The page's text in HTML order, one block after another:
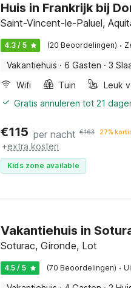
Huis in Frankrijk bij
Saint-Vincent-le-Paluel,
4.3 / 5 (20 Beoordelingen) ·
Vakantiehuis · 6 Gasten · 3
Wifi
Tuin
Gratis annuleren tot 21
€115 per nacht €163 27%
+extra kosten
Kids zone available
Vakantiehuis in
Soturac, Gironde, Lot
4.5 / 5 (70 Beoordelingen) ·